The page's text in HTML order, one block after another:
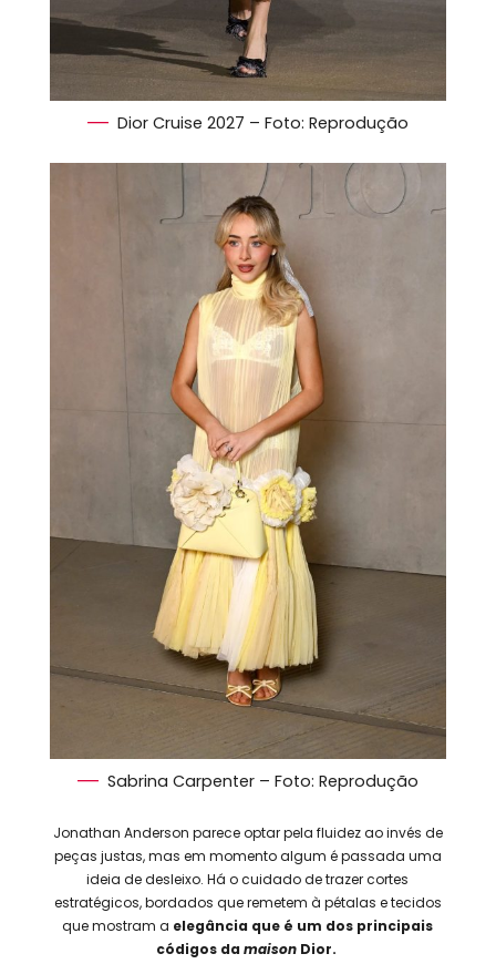
Dior Cruise 2027 – Foto: Reprodução
Sabrina Carpenter – Foto: Reprodução
Jonathan Anderson parece optar pela fluidez ao invés de
peças justas, mas em momento algum é passada uma
ideia de desleixo. Há o cuidado de trazer cortes
estratégicos, bordados que remetem à pétalas e tecidos
que mostram a elegância que é um dos principais
códigos da maison Dior.